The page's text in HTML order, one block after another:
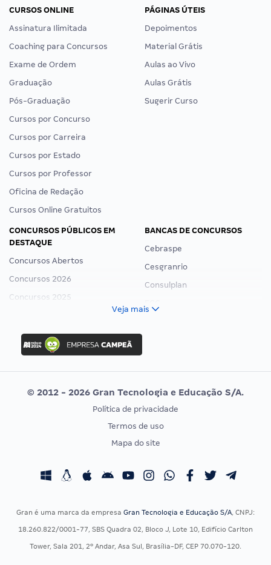
CURSOS ONLINE
Assinatura Ilimitada
Coaching para Concursos
Exame de Ordem
Graduação
Pós-Graduação
Cursos por Concurso
Cursos por Carreira
Cursos por Estado
Cursos por Professor
Oficina de Redação
Cursos Online Gratuitos
PÁGINAS ÚTEIS
Depoimentos
Material Grátis
Aulas ao Vivo
Aulas Grátis
Sugerir Curso
CONCURSOS PÚBLICOS EM
DESTAQUE
Concursos Abertos
Concursos 2026
Concursos 2025
Concurso Ibama
Concurso MPU
Editais publicados
BANCAS DE CONCURSOS
Cebraspe
Cesgranrio
Consulplan
Vunesp
CONCURSOS POR PROFISSÃO
Concursos Fiscais
EXAME DE ORDEM
Calendário OAB
Veja mais
© 2012 - 2026 Gran Tecnologia e Educação S/A.
Política de privacidade
Termos de uso
Mapa do site
Gran é uma marca da empresa Gran Tecnologia e Educação S/A, CNPJ:
18.260.822/0001-77, SBS Quadra 02, Bloco J, Lote 10, Edifício Carlton
Tower, Sala 201, 2º Andar, Asa Sul, Brasília-DF, CEP 70.070-120.